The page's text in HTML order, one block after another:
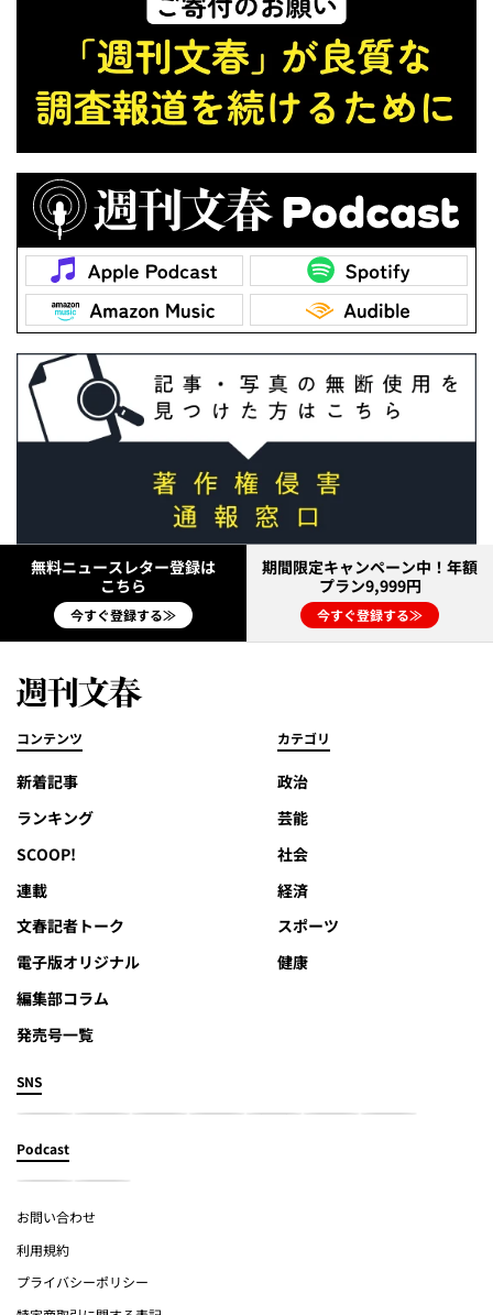
無料ニュースレター登録は
こちら
今すぐ登録する≫
期間限定キャンペーン中！年額
プラン9,999円
今すぐ登録する≫
コンテンツ
新着記事
ランキング
SCOOP!
連載
文春記者トーク
電子版オリジナル
編集部コラム
発売号一覧
カテゴリ
政治
芸能
社会
経済
スポーツ
健康
SNS
Podcast
お問い合わせ
利用規約
プライバシーポリシー